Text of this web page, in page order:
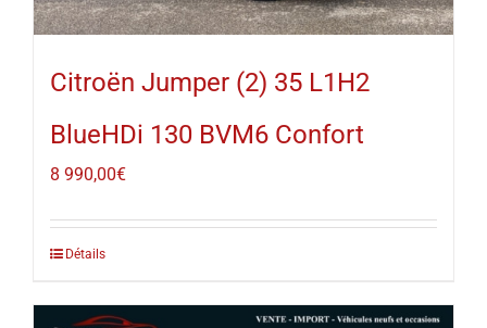
Citroën Jumper (2) 35 L1H2
BlueHDi 130 BVM6 Confort
8 990,00€
Détails